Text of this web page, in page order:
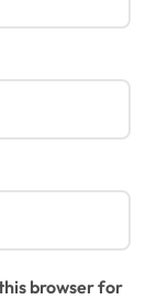
browser for